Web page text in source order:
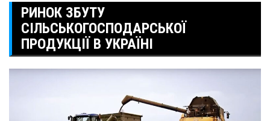
РИНОК ЗБУТУ
СІЛЬСЬКОГОСПОДАРСЬКОЇ
ПРОДУКЦІЇ В УКРАЇНІ